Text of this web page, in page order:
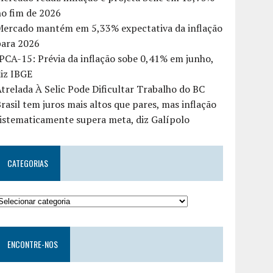
fim de 2026
mantém em 5,33% expectativa da inflação
2026
15: Prévia da inflação sobe 0,41% em junho,
IBGE
À Selic Pode Dificultar Trabalho do BC
tem juros mais altos que pares, mas inflação
supera meta, diz Galípolo
CATEGORIAS
ENCONTRE-NOS